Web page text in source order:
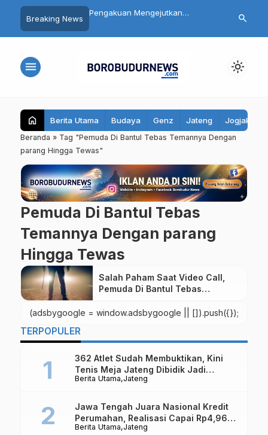
Breaking News
Magelang Masuk
Usai Santap MBG,
Pengakuan Mengejutkan
Mengaku Murka Usai Digerayangi
Daftar 8
Yurizal,
search
menu light_mode
home Berita Utama Budaya Genz Jateng Jogjakarta
Beranda » Tag "Pemuda Di Bantul Tebas Temannya Dengan
parang Hingga Tewas"
Pemuda Di Bantul Tebas
Temannya Dengan parang
Hingga Tewas
Salah Paham Saat Video Call,
Pemuda Di Bantul Tebas
Hingga Tewas
(adsbygoogle = window.adsbygoogle || []).push({});
TERPOPULER
Berita Utama Jateng
362 Atlet Sudah Membuktikan, Kini
Tenis Meja Jateng Dibidik Jadi
Kekuatan Nasional
Berita Utama Jateng
Jawa Tengah Juara Nasional Kredit
Perumahan, Realisasi Capai Rp4,96
Triliun